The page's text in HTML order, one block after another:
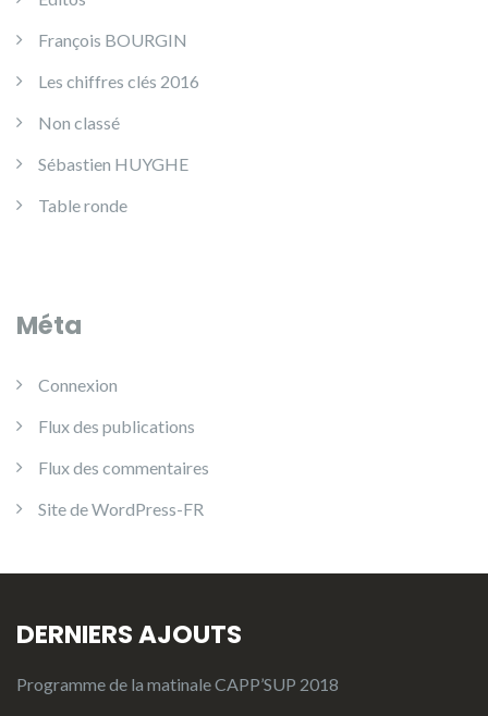
François BOURGIN
Les chiffres clés 2016
Non classé
Sébastien HUYGHE
Table ronde
Méta
Connexion
Flux des publications
Flux des commentaires
Site de WordPress-FR
DERNIERS AJOUTS
Programme de la matinale CAPP’SUP 2018